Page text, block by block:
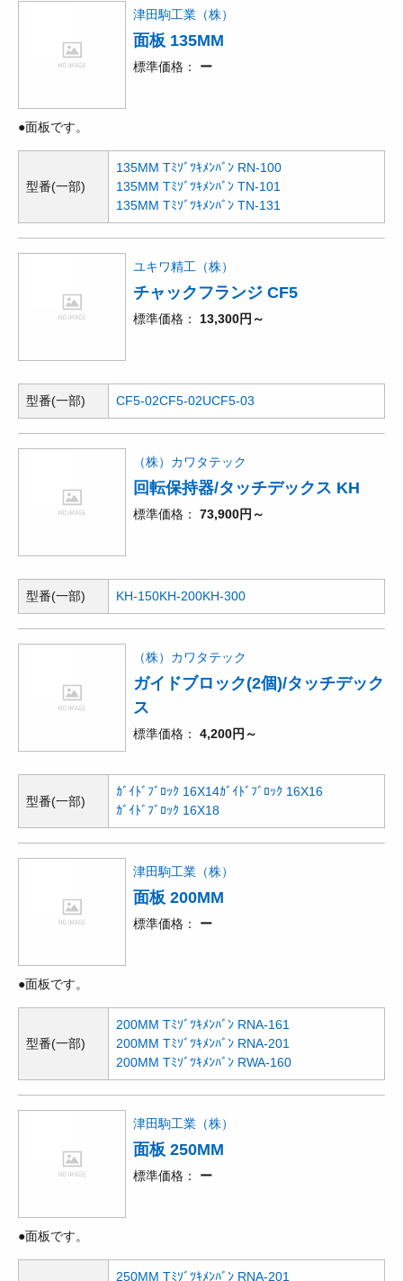
津田駒工業（株）
面板 135MM
標準価格 ー
●面板です。
型番(一部)
135MM Tﾐｿﾞﾂｷﾒﾝﾊﾞﾝ RN-100
135MM Tﾐｿﾞﾂｷﾒﾝﾊﾞﾝ TN-101
135MM Tﾐｿﾞﾂｷﾒﾝﾊﾞﾝ TN-131
ユキワ精工（株）
チャックフランジ CF5
標準価格 13,300円～
型番(一部) CF5-02CF5-02UCF5-03
（株）カワタテック
回転保持器/タッチデックス KH
標準価格 73,900円～
型番(一部) KH-150KH-200KH-300
（株）カワタテック
ガイドブロック(2個)/タッチデック
ス
標準価格 4,200円～
型番(一部)
ｶﾞｲﾄﾞﾌﾞﾛｯｸ 16X14ｶﾞｲﾄﾞﾌﾞﾛｯｸ 16X16
ｶﾞｲﾄﾞﾌﾞﾛｯｸ 16X18
津田駒工業（株）
面板 200MM
標準価格 ー
●面板です。
型番(一部)
200MM Tﾐｿﾞﾂｷﾒﾝﾊﾞﾝ RNA-161
200MM Tﾐｿﾞﾂｷﾒﾝﾊﾞﾝ RNA-201
200MM Tﾐｿﾞﾂｷﾒﾝﾊﾞﾝ RWA-160
津田駒工業（株）
面板 250MM
標準価格 ー
●面板です。
250MM Tﾐｿﾞﾂｷﾒﾝﾊﾞﾝ RNA-201